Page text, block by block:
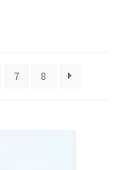
7 8